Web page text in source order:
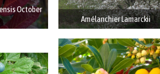
October
Amélanchier Lamarckii